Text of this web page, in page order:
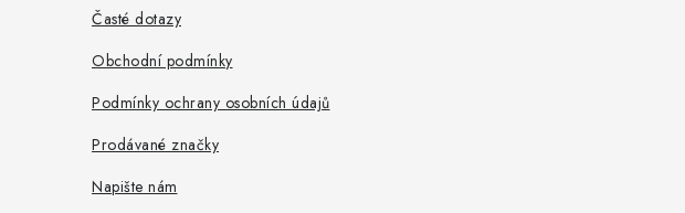
Časté dotazy
Obchodní podmínky
Podmínky ochrany osobních údajů
Prodávané značky
Napište nám